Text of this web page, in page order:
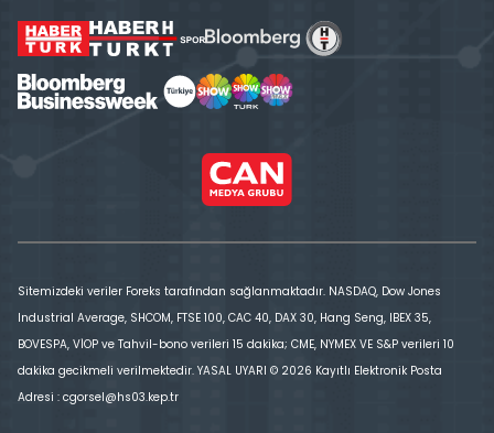
Sitemizdeki veriler Foreks tarafından sağlanmaktadır. NASDAQ, Dow Jones
Industrial Average, SHCOM, FTSE 100, CAC 40, DAX 30, Hang Seng, IBEX 35,
BOVESPA, VİOP ve Tahvil-bono verileri 15 dakika; CME, NYMEX VE S&P verileri 10
dakika gecikmeli verilmektedir. YASAL UYARI © 2026 Kayıtlı Elektronik Posta
Adresi : cgorsel@hs03.kep.tr